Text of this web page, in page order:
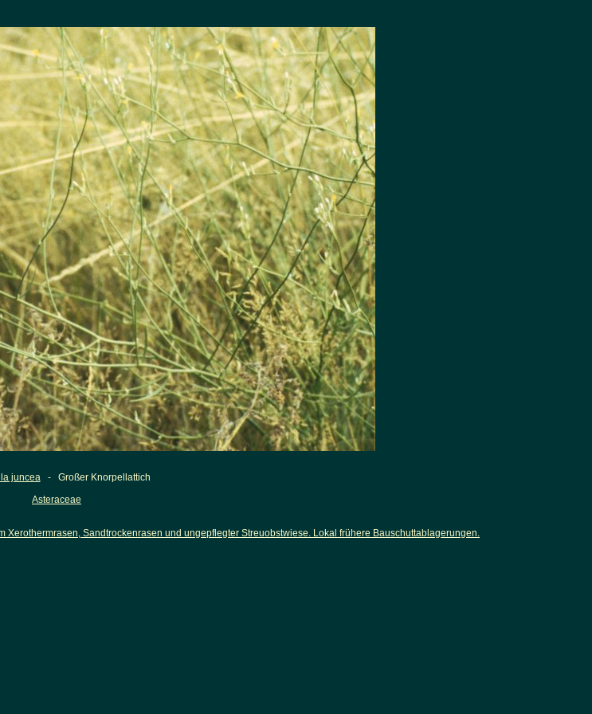
juncea- Großer Knorpellattich
Asteraceae
Sandtrockenrasen und ungepflegter Streuobstwiese. Lokal frühere Bauschuttablagerungen.